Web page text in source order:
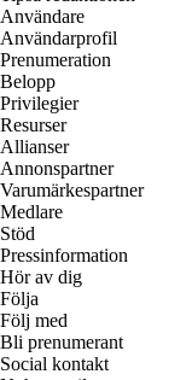
Användare
Användarprofil
Prenumeration
Belopp
Privilegier
Resurser
Allianser
Annonspartner
Varumärkespartner
Medlare
Stöd
Pressinformation
Hör av dig
Följa
Följ med
Bli prenumerant
Social kontakt